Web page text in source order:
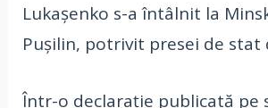
Lukașenko s-a întâlnit la
Pușilin, potrivit presei de stat
Într-o declarație publicată pe